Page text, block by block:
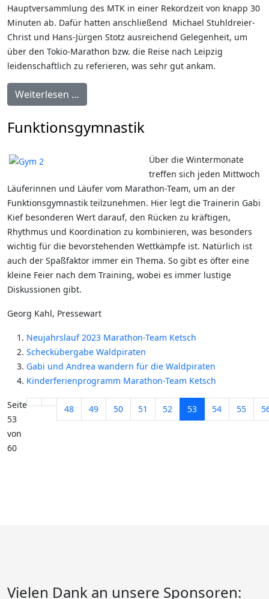
Hauptversammlung des MTK in einer Rekordzeit von knapp 30
Minuten ab. Dafür hatten anschließend Michael Stuhldreier-
Christ und Hans-Jürgen Stotz ausreichend Gelegenheit, um
über den Tokio-Marathon bzw. die Reise nach Leipzig
leidenschaftlich zu referieren, was sehr gut ankam.
Weiterlesen …
Funktionsgymnastik
Über die Wintermonate
treffen sich jeden Mittwoch
Läuferinnen und Läufer vom Marathon-Team, um an der
Funktionsgymnastik teilzunehmen. Hier legt die Trainerin Gabi
Kief besonderen Wert darauf, den Rücken zu kräftigen,
Rhythmus und Koordination zu kombinieren, was besonders
wichtig für die bevorstehenden Wettkämpfe ist. Natürlich ist
auch der Spaßfaktor immer ein Thema. So gibt es öfter eine
kleine Feier nach dem Training, wobei es immer lustige
Diskussionen gibt.
Georg Kahl, Pressewart
Neujahrslauf 2023 Marathon-Team Ketsch
Scheckübergabe Waldpiraten
Gabi und Andrea wandern für die Waldpiraten
Kinderferienprogramm Marathon-Team Ketsch
Seite
53
von
60
48 49 50 51 52 53 54 55
Vielen Dank an unsere Sponsoren: